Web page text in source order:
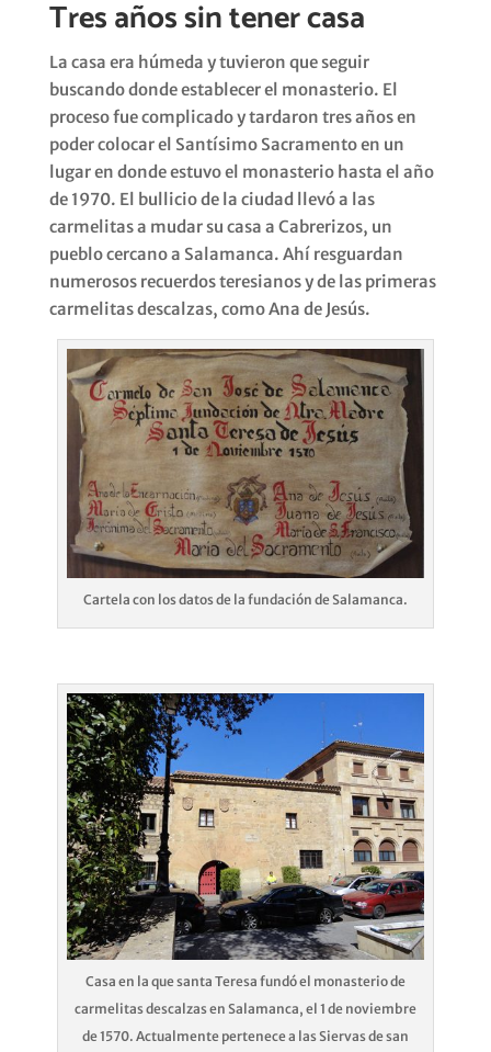
Tres años sin tener casa
La casa era húmeda y tuvieron que seguir
buscando donde establecer el monasterio. El
proceso fue complicado y tardaron tres años en
poder colocar el Santísimo Sacramento en un
lugar en donde estuvo el monasterio hasta el año
de 1970. El bullicio de la ciudad llevó a las
carmelitas a mudar su casa a Cabrerizos, un
pueblo cercano a Salamanca. Ahí resguardan
numerosos recuerdos teresianos y de las primeras
carmelitas descalzas, como Ana de Jesús.
Cartela con los datos de la fundación de Salamanca.
Casa en la que santa Teresa fundó el monasterio de
carmelitas descalzas en Salamanca, el 1 de noviembre
de 1570. Actualmente pertenece a las Siervas de san